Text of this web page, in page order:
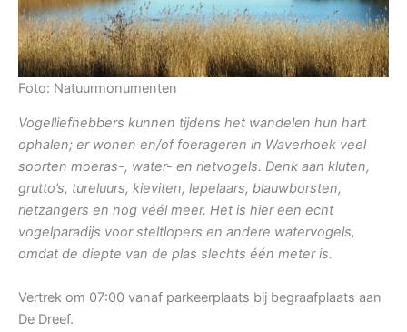
Foto: Natuurmonumenten
Vogelliefhebbers kunnen tijdens het wandelen hun hart
ophalen; er wonen en/of foerageren in Waverhoek veel
soorten moeras-, water- en rietvogels. Denk aan kluten,
grutto’s, tureluurs, kieviten, lepelaars, blauwborsten,
rietzangers en nog véél meer. Het is hier een echt
vogelparadijs voor steltlopers en andere watervogels,
omdat de diepte van de plas slechts één meter is.
Vertrek om 07:00 vanaf parkeerplaats bij begraafplaats aan
De Dreef.